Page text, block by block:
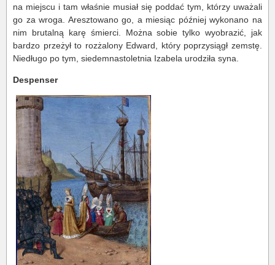
na miejscu i tam właśnie musiał się poddać tym, którzy uważali
go za wroga. Aresztowano go, a miesiąc później wykonano na
nim brutalną karę śmierci. Można sobie tylko wyobrazić, jak
bardzo przeżył to rozżalony Edward, który poprzysiągł zemstę.
Niedługo po tym, siedemnastoletnia Izabela urodziła syna.
Despenser